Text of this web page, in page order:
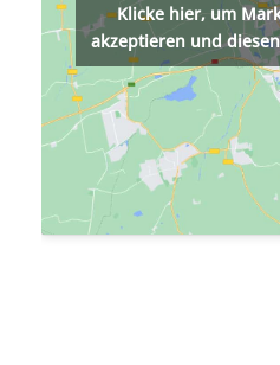
Klicke hier, um
akzeptieren und